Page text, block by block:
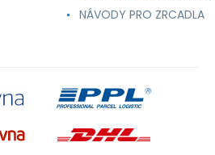
NÁVODY PRO ZRCADLA